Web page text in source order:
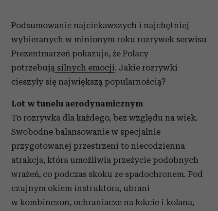
Podsumowanie najciekawszych i najchętniej
wybieranych w minionym roku rozrywek serwisu
Prezentmarzeń pokazuje, że Polacy
potrzebują silnych emocji. Jakie rozrywki
cieszyły się największą popularnością?
Lot w tunelu aerodynamicznym
To rozrywka dla każdego, bez względu na wiek.
Swobodne balansowanie w specjalnie
przygotowanej przestrzeni to niecodzienna
atrakcja, która umożliwia przeżycie podobnych
wrażeń, co podczas skoku ze spadochronem. Pod
czujnym okiem instruktora, ubrani
w kombinezon, ochraniacze na łokcie i kolana,